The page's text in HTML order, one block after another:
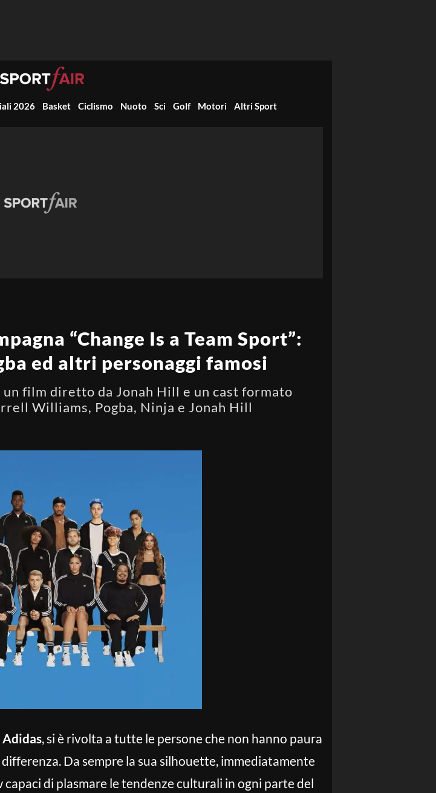
2026 Basket Ciclismo Nuoto Sci Golf Motori Altri Sport
“Change Is a Team Sport”:
ed altri personaggi famosi
un film diretto da Jonah Hill e un cast formato
Williams, Pogba, Ninja e Jonah Hill
Adidas, si è rivolta a tutte le persone che non hanno paura
Da sempre la sua silhouette, immediatamente
di plasmare le tendenze culturali in ogni parte del